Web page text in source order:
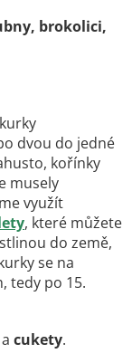
brokolici,
dvou do jedné
kořínky
musely
využít
, které můžete
do země,
se na
tedy po 15.
a cukety.